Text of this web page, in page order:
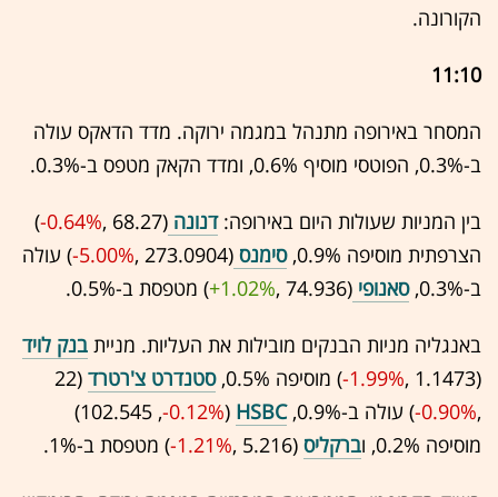
הקורונה.
11:10
המסחר באירופה מתנהל במגמה ירוקה. מדד הדאקס עולה
ב-0.3%, הפוטסי מוסיף 0.6%, ומדד הקאק מטפס ב-0.3%.
בין המניות שעולות היום באירופה:דנונה (68.27 ,‎
-0.64%
‏)
הצרפתית מוסיפה 0.9%,
סימנס (273.0904 ,‎
-5.00%‏) עולה
ב-0.3%,
סאנופי (74.936 ,‎
+1.02%‏) מטפסת ב-0.5%.
באנגליה מניות הבנקים מובילות את העליות. מניית בנק לויד
(1.1473 ,‎
-1.99%‏) מוסיפה 0.5%, סטנדרט צ'רטרד (22
,‎
-0.90%‏) עולה ב-0.9%, HSBC
(102.545 ,‎
-0.12%
‏)
מוסיפה 0.2%, ו
ברקליס (5.216 ,‎
-1.21%‏) מטפסת ב-1%.